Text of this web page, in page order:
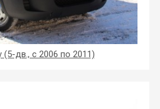
(5-дв., с 2006 по 2011)